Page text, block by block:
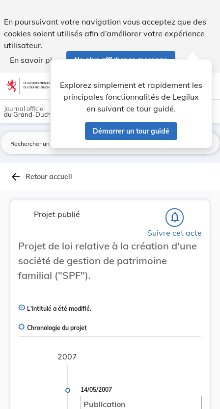
En poursuivant votre navigation vous acceptez que des
cookies soient utilisés afin d’améliorer votre expérience
utilisateur.
En savoir plus
Ne plus afficher ce message
Aller au contenu account_circle help Aide
Explorez simplement et rapidement les
principales fonctionnalités de Legilux
en suivant ce tour guidé.
Démarrer un tour guidé
light_mode dark_mode
Journal officiel
du Grand-Duché de Luxembourg
arrow_back Retour accueil
Projet publié notifications_none
Suivre cet acte
Projet de loi relative à la création d'une
société de gestion de patrimoine
familial ("SPF").
L'intitulé a été modifié.
Chronologie du projet
2007
14/05/2007
Publication